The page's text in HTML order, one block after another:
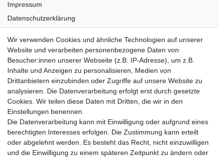
Impressum
Datenschutzerklärung
Versandkosten
Barrierefreiheit
Anleitungen
Vertrag widerrufen
PARTNER
DHL
GLS
Wir verwenden Cookies und ähnliche Technologien auf unserer
Website und verarbeiten personenbezogene Daten von
Besucher:innen unserer Webseite (z.B. IP-Adresse), um z.B.
Inhalte und Anzeigen zu personalisieren, Medien von
Drittanbietern einzubinden oder Zugriffe auf unsere Website zu
analysieren. Die Datenverarbeitung erfolgt erst durch gesetzte
Cookies. Wir teilen diese Daten mit Dritten, die wir in den
Einstellungen benennen.
Die Datenverarbeitung kann mit Einwilligung oder aufgrund eines
berechtigten Interesses erfolgen. Die Zustimmung kann erteilt
oder abgelehnt werden. Es besteht das Recht, nicht einzuwilligen
und die Einwilligung zu einem späteren Zeitpunkt zu ändern oder